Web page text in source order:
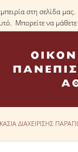
στη σελίδα μας.
Μπορείτε να
ΔΙΑΧΕΙΡΙΣΗΣ